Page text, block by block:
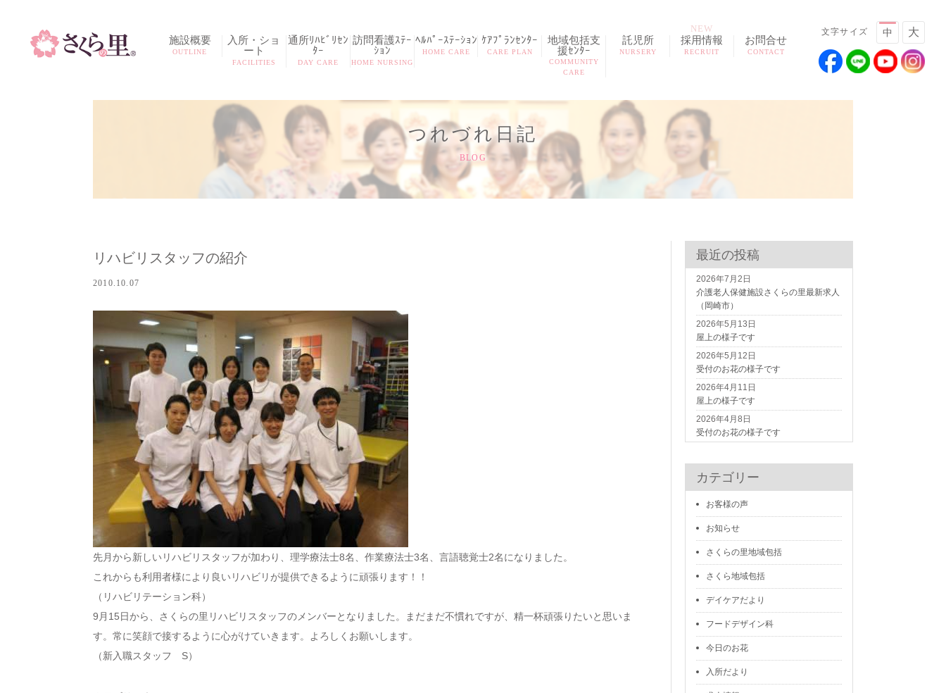
文字サイズ 中 大
施設概要
OUTLINE
入所・ショ
ート
FACILITIES
通所ﾘﾊﾋﾞﾘｾﾝ
ﾀｰ
DAY CARE
訪問看護ｽﾃｰ
ｼｮﾝ
HOME NURSING
ﾍﾙﾊﾟｰｽﾃｰｼｮﾝ
HOME CARE
ｹｱﾌﾟﾗﾝｾﾝﾀｰ
CARE PLAN
地域包括支
援ｾﾝﾀｰ
COMMUNITY
CARE
託児所
NURSERY
採用情報
RECRUIT
NEW
お問合せ
CONTACT
つれづれ日記
BLOG
リハビリスタッフの紹介
2010.10.07
先月から新しいリハビリスタッフが加わり、理学療法士8名、作業療法士3名、言語聴覚士2名になりました。
これからも利用者様により良いリハビリが提供できるように頑張ります！！
（リハビリテーション科）
9月15日から、さくらの里リハビリスタッフのメンバーとなりました。まだまだ不慣れですが、精一杯頑張りたいと思いま
す。常に笑顔で接するように心がけていきます。よろしくお願いします。
（新入職スタッフ S）
最近の投稿
介護老人保健施設さくらの里最新求人
（岡崎市）
2026年7月2日
屋上の様子です
2026年5月13日
受付のお花の様子です
2026年5月12日
屋上の様子です
2026年4月11日
受付のお花の様子です
2026年4月8日
カテゴリー
お客様の声
お知らせ
さくらの里地域包括
さくら地域包括
デイケアだより
フードデザイン科
今日のお花
入所だより